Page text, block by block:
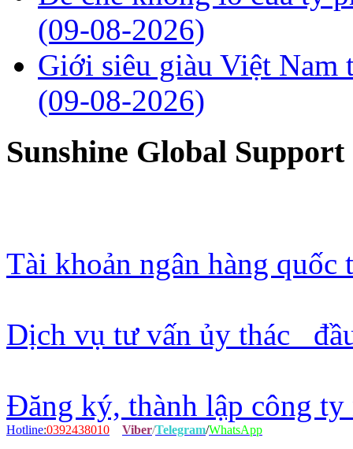
(09-08-2026)
Giới siêu giàu Việt Nam
(09-08-2026)
Sunshine Global Support
Tài khoản ngân hàng
Dịch vụ tư vấn ủy thác
Đăng ký, thành lập công ty
Hotline:0392438010 Viber/Telegram/WhatsApp